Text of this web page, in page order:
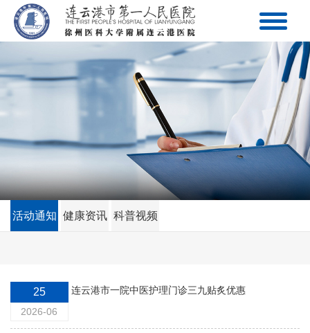
活动通知 健康资讯 科普视频
25
2026-06
连云港市一院中医护理门诊三九贴炙优惠